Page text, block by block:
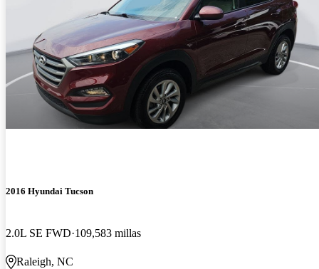
2016 Hyundai Tucson
2.0L SE FWD 109,583 millas
Raleigh, NC